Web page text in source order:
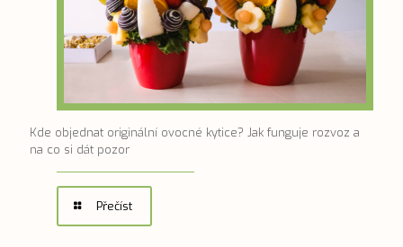
Kde objednat originální ovocné kytice? Jak funguje rozvoz a
na co si dát pozor
Přečíst